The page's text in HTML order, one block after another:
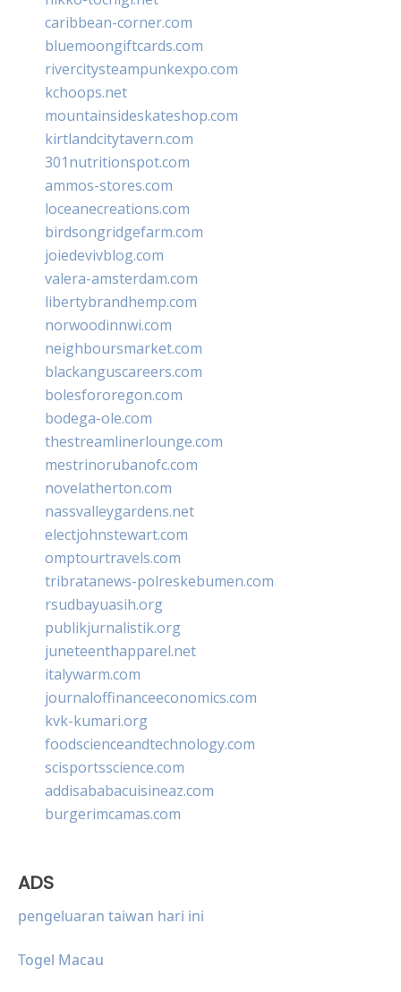
caribbean-corner.com
bluemoongiftcards.com
rivercitysteampunkexpo.com
kchoops.net
mountainsideskateshop.com
kirtlandcitytavern.com
301nutritionspot.com
ammos-stores.com
loceanecreations.com
birdsongridgefarm.com
joiedevivblog.com
valera-amsterdam.com
libertybrandhemp.com
norwoodinnwi.com
neighboursmarket.com
blackanguscareers.com
bolesfororegon.com
bodega-ole.com
thestreamlinerlounge.com
mestrinorubanofc.com
novelatherton.com
nassvalleygardens.net
electjohnstewart.com
omptourtravels.com
tribratanews-polreskebumen.com
rsudbayuasih.org
publikjurnalistik.org
juneteenthapparel.net
italywarm.com
journaloffinanceeconomics.com
kvk-kumari.org
foodscienceandtechnology.com
scisportsscience.com
addisababacuisineaz.com
burgerimcamas.com
ADS
pengeluaran taiwan hari ini
Togel Macau